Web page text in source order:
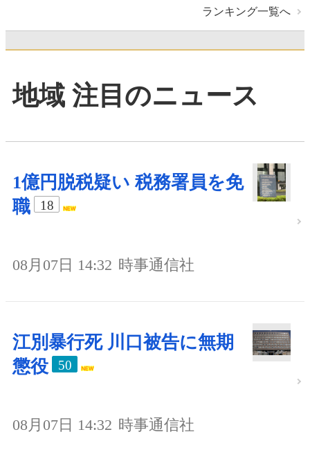
ランキング一覧へ
地域 注目のニュース
1億円脱税疑い 税務署員を免
職
18
08月07日 14:32 時事通信社
江別暴行死 川口被告に無期
懲役
50
08月07日 14:32 時事通信社